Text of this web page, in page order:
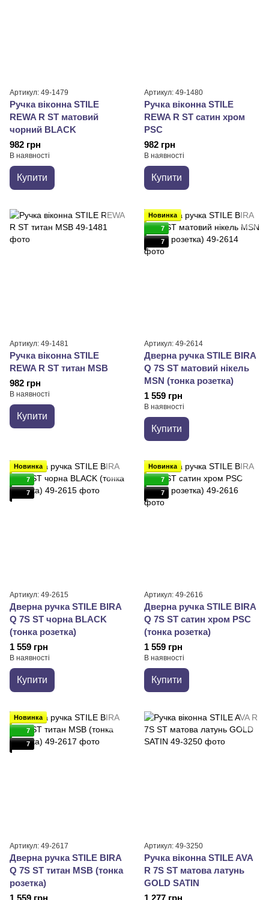
Артикул: 49-1479
Ручка віконна STILE
REWA R ST матовий
чорний BLACK
982 грн
В наявності
Купити
Артикул: 49-1480
Ручка віконна STILE
REWA R ST сатин хром
PSC
982 грн
В наявності
Купити
Артикул: 49-1481
Ручка віконна STILE
REWA R ST титан MSB
982 грн
В наявності
Купити
Новинка
7
7
Артикул: 49-2614
Дверна ручка STILE BIRA
Q 7S ST матовий нікель
MSN (тонка розетка)
1 559 грн
В наявності
Купити
Новинка
7
7
Артикул: 49-2615
Дверна ручка STILE BIRA
Q 7S ST чорна BLACK
(тонка розетка)
1 559 грн
В наявності
Купити
Новинка
7
7
Артикул: 49-2616
Дверна ручка STILE BIRA
Q 7S ST сатин хром PSC
(тонка розетка)
1 559 грн
В наявності
Купити
Новинка
7
7
Артикул: 49-2617
Дверна ручка STILE BIRA
Q 7S ST титан MSB (тонка
розетка)
1 559 грн
Артикул: 49-3250
Ручка віконна STILE AVA
R 7S ST матова латунь
GOLD SATIN
1 277 грн